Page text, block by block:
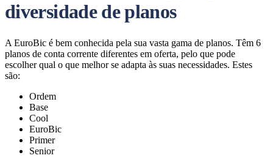
diversidade de planos
A EuroBic é bem conhecida pela sua vasta gama de planos. Têm 6
planos de conta corrente diferentes em oferta, pelo que pode
escolher qual o que melhor se adapta às suas necessidades. Estes
são:
Ordem
Base
Cool
EuroBic
Primer
Senior